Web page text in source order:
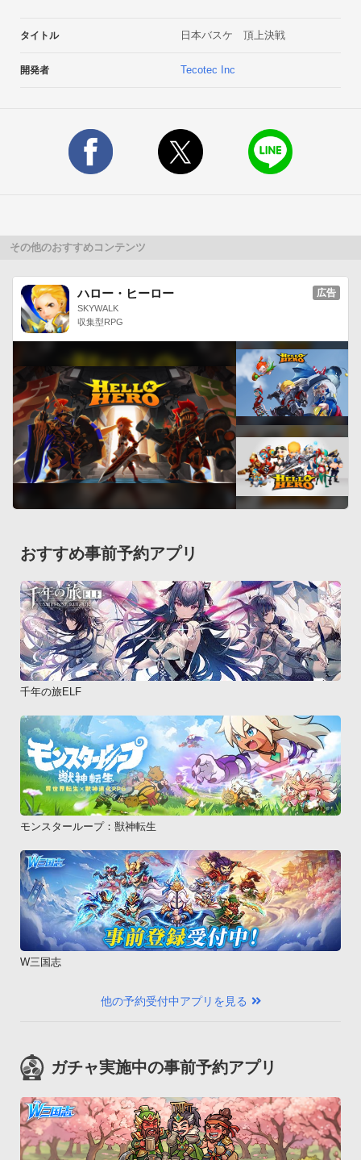
タイトル 日本バスケ 頂上決戦
開発者 Tecotec Inc
その他のおすすめコンテンツ
ハロー・ヒーロー
SKYWALK
収集型RPG
広告
おすすめ事前予約アプリ
千年の旅ELF
モンスターループ：獣神転生
W三国志
他の予約受付中アプリを見る
ガチャ実施中の事前予約アプリ